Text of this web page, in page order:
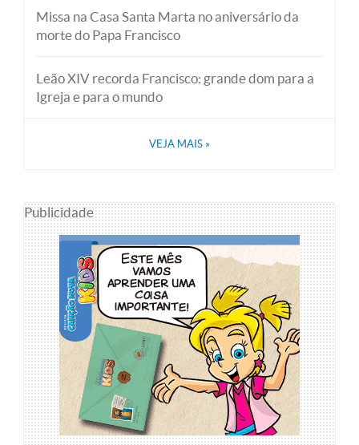
Missa na Casa Santa Marta no aniversário da
morte do Papa Francisco
Leão XIV recorda Francisco: grande dom para a
Igreja e para o mundo
VEJA MAIS »
Publicidade